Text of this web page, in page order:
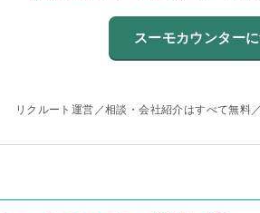
スーモカウンター
リクルート運営／相談・会社紹介はすべて無料